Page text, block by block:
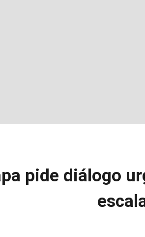
pide diálogo